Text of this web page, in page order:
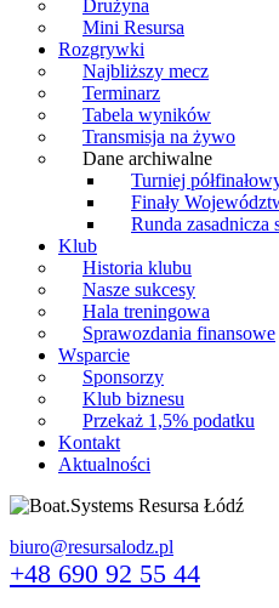
Drużyna
Mini Resursa
Rozgrywki
Najbliższy mecz
Terminarz
Tabela wyników
Transmisja na żywo
Dane archiwalne
Turniej
Finały
Runda
Klub
Historia klubu
Nasze sukcesy
Hala treningowa
Sprawozdania finansowe
Wsparcie
Sponsorzy
Klub biznesu
Przekaż 1,5% podatku
Kontakt
Aktualności
biuro@resursalodz.pl
+48 690 92 55 44